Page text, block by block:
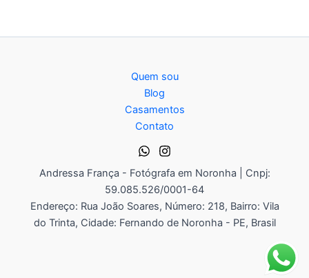
Quem sou
Blog
Casamentos
Contato
Andressa França - Fotógrafa em Noronha | Cnpj:
59.085.526/0001-64
Endereço: Rua João Soares, Número: 218, Bairro: Vila
do Trinta, Cidade: Fernando de Noronha - PE, Brasil